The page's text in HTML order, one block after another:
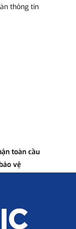
thông tin
toàn cầu
vệ